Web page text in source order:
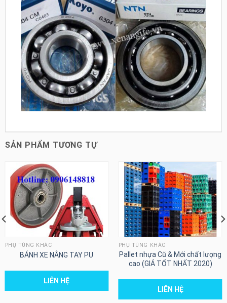
SẢN PHẨM TƯƠNG TỰ
PHỤ TÙNG KHÁC
BÁNH XE NÂNG TAY PU
LIÊN HỆ
PHỤ TÙNG KHÁC
Pallet nhựa Cũ & Mới chất lượng
cao (GIÁ TỐT NHẤT 2020)
LIÊN HỆ